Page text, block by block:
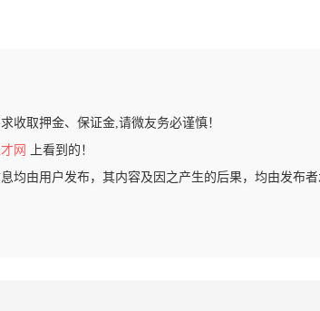
收取押金、保证金,请微友务必谨慎！
网
上看到的！
均由用户发布，其内容及因之产生的后果，均由发布